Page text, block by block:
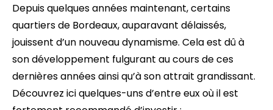
Depuis quelques années maintenant, certains
quartiers de Bordeaux, auparavant délaissés,
jouissent d’un nouveau dynamisme. Cela est dû à
son développement fulgurant au cours de ces
dernières années ainsi qu’à son attrait grandissant.
Découvrez ici quelques-uns d’entre eux où il est